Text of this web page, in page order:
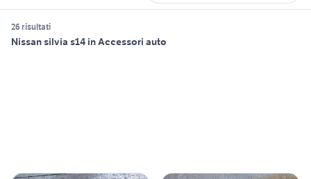
26 risultati
Nissan silvia s14 in Accessori auto